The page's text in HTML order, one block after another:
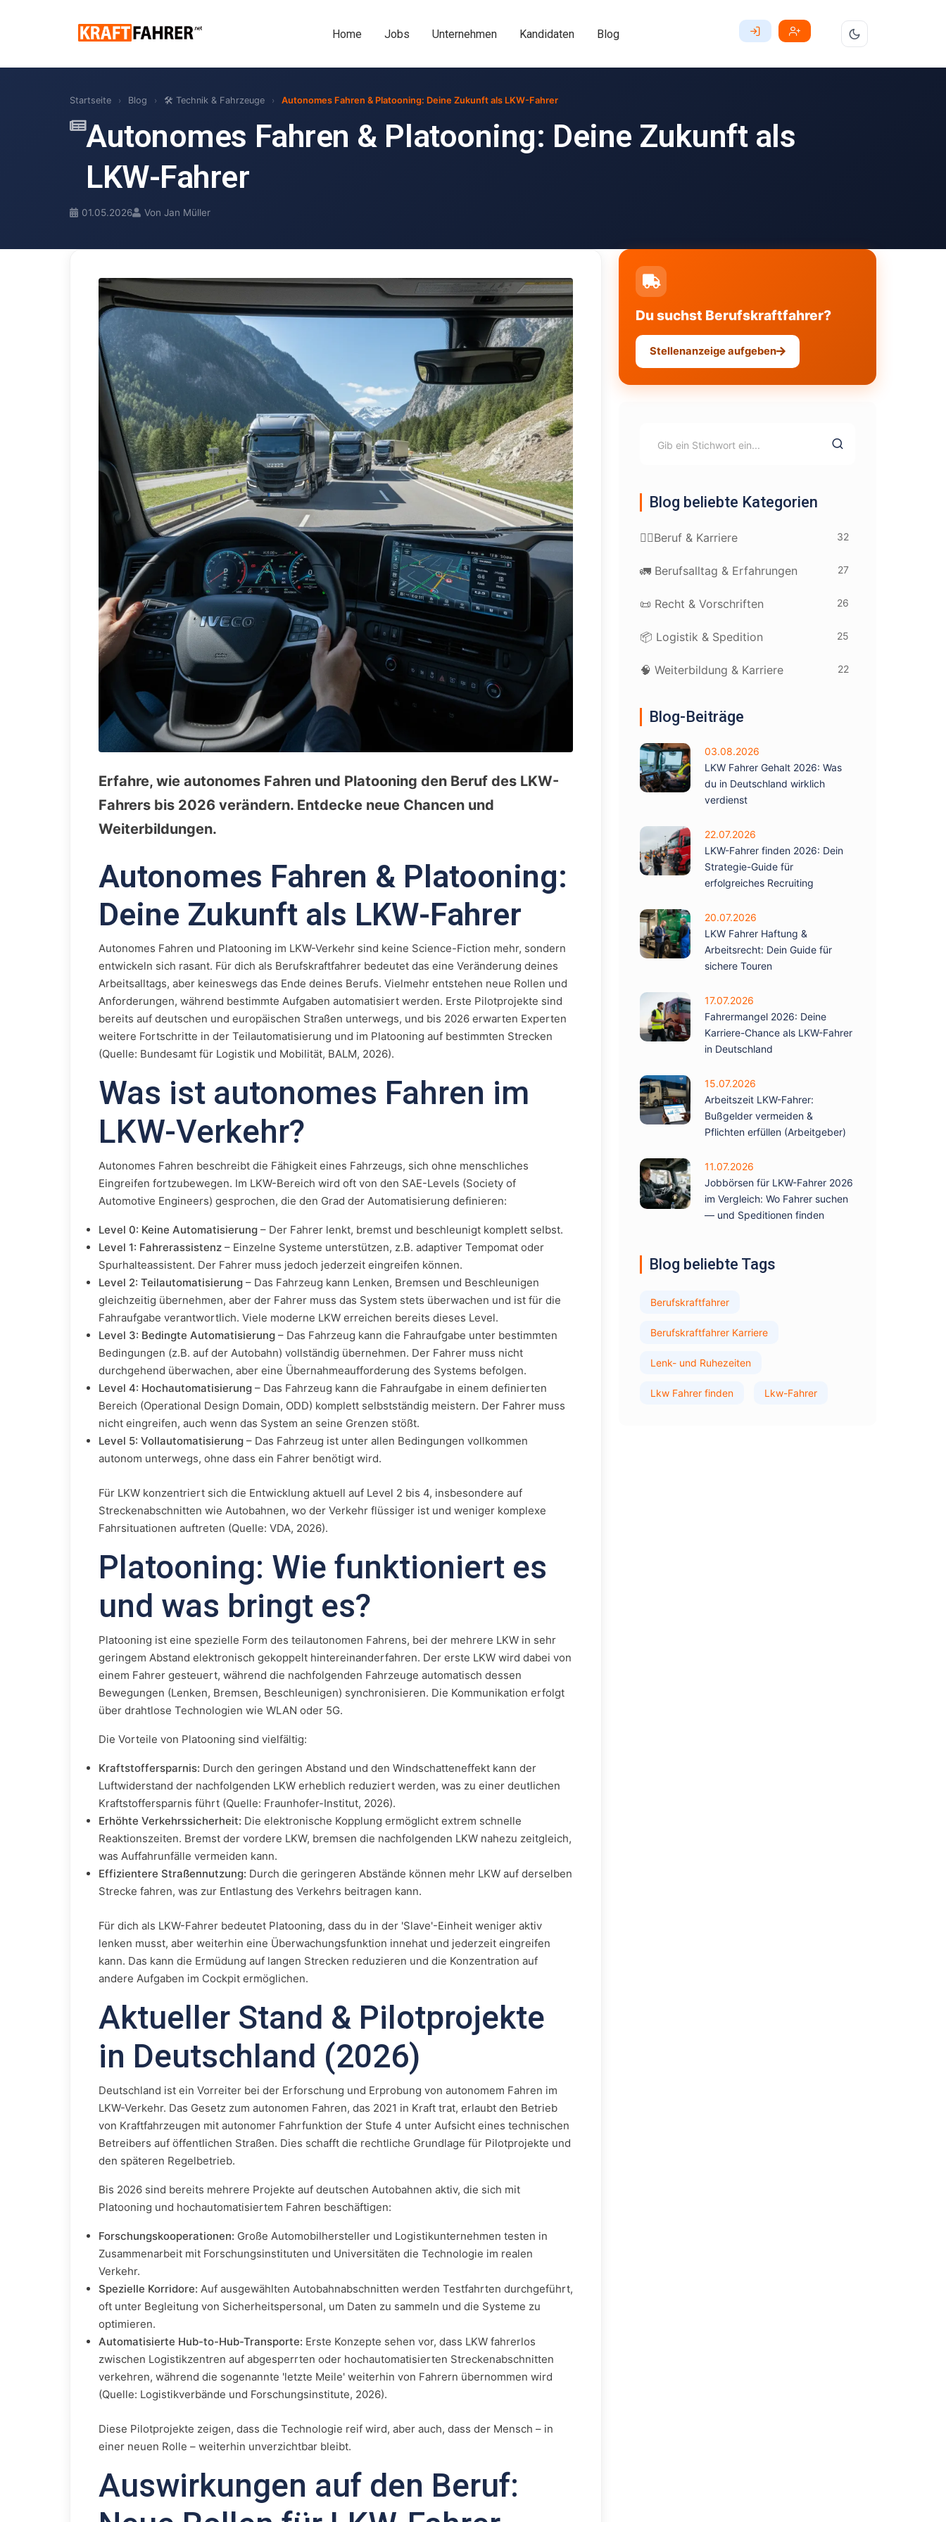
Home Jobs Unternehmen Kandidaten Blog
Startseite › Blog › 🛠 Technik & Fahrzeuge › Autonomes Fahren & Platooning: Deine Zukunft als LKW-Fahrer
Autonomes Fahren & Platooning: Deine Zukunft als
LKW-Fahrer
01.05.2026 Von Jan Müller
Erfahre, wie autonomes Fahren und Platooning den Beruf des LKW-
Fahrers bis 2026 verändern. Entdecke neue Chancen und
Weiterbildungen.
Autonomes Fahren & Platooning:
Deine Zukunft als LKW-Fahrer
Autonomes Fahren und Platooning im LKW-Verkehr sind keine Science-Fiction mehr, sondern
entwickeln sich rasant. Für dich als Berufskraftfahrer bedeutet das eine Veränderung deines
Arbeitsalltags, aber keineswegs das Ende deines Berufs. Vielmehr entstehen neue Rollen und
Anforderungen, während bestimmte Aufgaben automatisiert werden. Erste Pilotprojekte sind
bereits auf deutschen und europäischen Straßen unterwegs, und bis 2026 erwarten Experten
weitere Fortschritte in der Teilautomatisierung und im Platooning auf bestimmten Strecken
(Quelle: Bundesamt für Logistik und Mobilität, BALM, 2026).
Was ist autonomes Fahren im
LKW-Verkehr?
Autonomes Fahren beschreibt die Fähigkeit eines Fahrzeugs, sich ohne menschliches
Eingreifen fortzubewegen. Im LKW-Bereich wird oft von den SAE-Levels (Society of
Automotive Engineers) gesprochen, die den Grad der Automatisierung definieren:
Level 0: Keine Automatisierung – Der Fahrer lenkt, bremst und beschleunigt komplett selbst.
Level 1: Fahrerassistenz – Einzelne Systeme unterstützen, z.B. adaptiver Tempomat oder
Spurhalteassistent. Der Fahrer muss jedoch jederzeit eingreifen können.
Level 2: Teilautomatisierung – Das Fahrzeug kann Lenken, Bremsen und Beschleunigen
gleichzeitig übernehmen, aber der Fahrer muss das System stets überwachen und ist für die
Fahraufgabe verantwortlich. Viele moderne LKW erreichen bereits dieses Level.
Level 3: Bedingte Automatisierung – Das Fahrzeug kann die Fahraufgabe unter bestimmten
Bedingungen (z.B. auf der Autobahn) vollständig übernehmen. Der Fahrer muss nicht
durchgehend überwachen, aber eine Übernahmeaufforderung des Systems befolgen.
Level 4: Hochautomatisierung – Das Fahrzeug kann die Fahraufgabe in einem definierten
Bereich (Operational Design Domain, ODD) komplett selbstständig meistern. Der Fahrer muss
nicht eingreifen, auch wenn das System an seine Grenzen stößt.
Level 5: Vollautomatisierung – Das Fahrzeug ist unter allen Bedingungen vollkommen
autonom unterwegs, ohne dass ein Fahrer benötigt wird.
Für LKW konzentriert sich die Entwicklung aktuell auf Level 2 bis 4, insbesondere auf
Streckenabschnitten wie Autobahnen, wo der Verkehr flüssiger ist und weniger komplexe
Fahrsituationen auftreten (Quelle: VDA, 2026).
Platooning: Wie funktioniert es
und was bringt es?
Platooning ist eine spezielle Form des teilautonomen Fahrens, bei der mehrere LKW in sehr
geringem Abstand elektronisch gekoppelt hintereinanderfahren. Der erste LKW wird dabei von
einem Fahrer gesteuert, während die nachfolgenden Fahrzeuge automatisch dessen
Bewegungen (Lenken, Bremsen, Beschleunigen) synchronisieren. Die Kommunikation erfolgt
über drahtlose Technologien wie WLAN oder 5G.
Die Vorteile von Platooning sind vielfältig:
Kraftstoffersparnis: Durch den geringen Abstand und den Windschatteneffekt kann der
Luftwiderstand der nachfolgenden LKW erheblich reduziert werden, was zu einer deutlichen
Kraftstoffersparnis führt (Quelle: Fraunhofer-Institut, 2026).
Erhöhte Verkehrssicherheit: Die elektronische Kopplung ermöglicht extrem schnelle
Reaktionszeiten. Bremst der vordere LKW, bremsen die nachfolgenden LKW nahezu zeitgleich,
was Auffahrunfälle vermeiden kann.
Effizientere Straßennutzung: Durch die geringeren Abstände können mehr LKW auf derselben
Strecke fahren, was zur Entlastung des Verkehrs beitragen kann.
Für dich als LKW-Fahrer bedeutet Platooning, dass du in der 'Slave'-Einheit weniger aktiv
lenken musst, aber weiterhin eine Überwachungsfunktion innehat und jederzeit eingreifen
kann. Das kann die Ermüdung auf langen Strecken reduzieren und die Konzentration auf
andere Aufgaben im Cockpit ermöglichen.
Aktueller Stand & Pilotprojekte
in Deutschland (2026)
Deutschland ist ein Vorreiter bei der Erforschung und Erprobung von autonomem Fahren im
LKW-Verkehr. Das Gesetz zum autonomen Fahren, das 2021 in Kraft trat, erlaubt den Betrieb
von Kraftfahrzeugen mit autonomer Fahrfunktion der Stufe 4 unter Aufsicht eines technischen
Betreibers auf öffentlichen Straßen. Dies schafft die rechtliche Grundlage für Pilotprojekte und
den späteren Regelbetrieb.
Bis 2026 sind bereits mehrere Projekte auf deutschen Autobahnen aktiv, die sich mit
Platooning und hochautomatisiertem Fahren beschäftigen:
Forschungskooperationen: Große Automobilhersteller und Logistikunternehmen testen in
Zusammenarbeit mit Forschungsinstituten und Universitäten die Technologie im realen
Verkehr.
Spezielle Korridore: Auf ausgewählten Autobahnabschnitten werden Testfahrten durchgeführt,
oft unter Begleitung von Sicherheitspersonal, um Daten zu sammeln und die Systeme zu
optimieren.
Automatisierte Hub-to-Hub-Transporte: Erste Konzepte sehen vor, dass LKW fahrerlos
zwischen Logistikzentren auf abgesperrten oder hochautomatisierten Streckenabschnitten
verkehren, während die sogenannte 'letzte Meile' weiterhin von Fahrern übernommen wird
(Quelle: Logistikverbände und Forschungsinstitute, 2026).
Diese Pilotprojekte zeigen, dass die Technologie reif wird, aber auch, dass der Mensch – in
einer neuen Rolle – weiterhin unverzichtbar bleibt.
Auswirkungen auf den Beruf:
Du suchst Berufskraftfahrer?
Stellenanzeige aufgeben
Blog beliebte Kategorien
👷‍♂️Beruf & Karriere 32
🚛 Berufsalltag & Erfahrungen 27
📜 Recht & Vorschriften 26
📦 Logistik & Spedition 25
🧠 Weiterbildung & Karriere 22
Blog-Beiträge
03.08.2026
LKW Fahrer Gehalt 2026: Was
du in Deutschland wirklich
verdienst
22.07.2026
LKW-Fahrer finden 2026: Dein
Strategie-Guide für
erfolgreiches Recruiting
20.07.2026
LKW Fahrer Haftung &
Arbeitsrecht: Dein Guide für
sichere Touren
17.07.2026
Fahrermangel 2026: Deine
Karriere-Chance als LKW-Fahrer
in Deutschland
15.07.2026
Arbeitszeit LKW-Fahrer:
Bußgelder vermeiden &
Pflichten erfüllen (Arbeitgeber)
11.07.2026
Jobbörsen für LKW-Fahrer 2026
im Vergleich: Wo Fahrer suchen
— und Speditionen finden
Blog beliebte Tags
Berufskraftfahrer
Berufskraftfahrer Karriere
Lenk- und Ruhezeiten
Lkw Fahrer finden Lkw-Fahrer